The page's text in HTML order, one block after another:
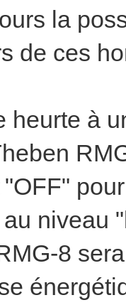
la
de ces
heurte à
niveau
8